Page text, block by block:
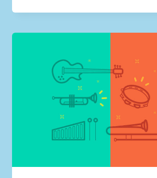
:
REPÈRES
À
COMPTER
LA
MUSIQUE